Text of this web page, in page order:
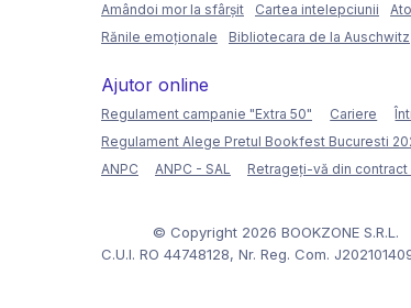
Amândoi mor la sfârșit
Cartea intelepciunii
Rănile emoționale
Bibliotecara de la Auschwitz
Ajutor online
Regulament campanie "Extra 50" Cariere
Regulament Alege Pretul Bookfest Bucuresti
ANPC
ANPC - SAL Retrageți-vă din contract
© Copyright 2026 BOOKZONE S.R.L.
C.U.I. RO 44748128, Nr. Reg. Com.